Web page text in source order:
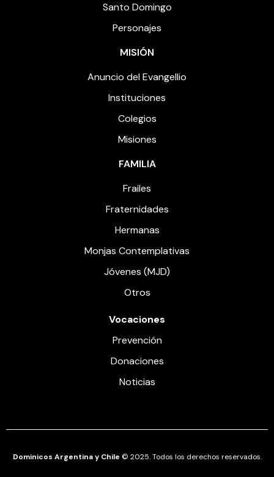
Santo Domingo
Personajes
MISIÓN
Anuncio del Evangellio
Instituciones
Colegios
Misiones
FAMILIA
Frailes
Fraternidades
Hermanas
Monjas Contemplativas
Jóvenes (MJD)
Otros
Vocaciones
Prevención
Donaciones
Noticias
Dominicos Argentina y Chile © 2025. Todos los derechos reservados.